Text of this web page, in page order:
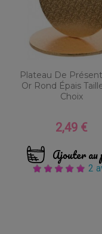
Plateau De
Or Rond Épais
Choix
Prix
2,49 €
Ajouter au
2